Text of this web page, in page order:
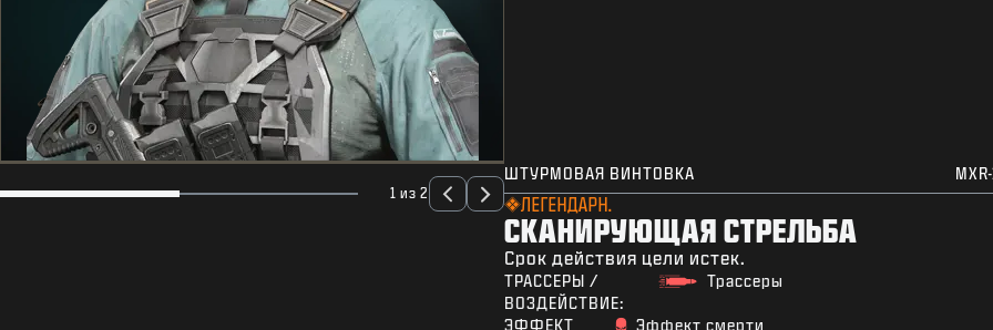
1 из 2
ШТУРМОВАЯ ВИНТОВКА
ЛЕГЕНДАРН.
СКАНИРУЮЩАЯ СТРЕЛЬБА
Срок действия цели истек.
ТРАССЕРЫ /
ВОЗДЕЙСТВИЕ:
Трассеры
ЭФФЕКТ
Эффект смерти